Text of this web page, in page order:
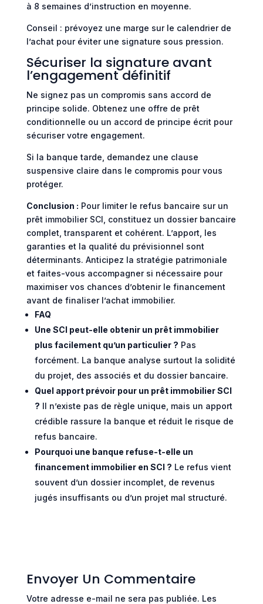
à 8 semaines d’instruction en moyenne.
Conseil : prévoyez une marge sur le calendrier de
l’achat pour éviter une signature sous pression.
Sécuriser la signature avant
l’engagement définitif
Ne signez pas un compromis sans accord de
principe solide. Obtenez une offre de prêt
conditionnelle ou un accord de principe écrit pour
sécuriser votre engagement.
Si la banque tarde, demandez une clause
suspensive claire dans le compromis pour vous
protéger.
Conclusion : Pour limiter le refus bancaire sur un
prêt immobilier SCI, constituez un dossier bancaire
complet, transparent et cohérent. L’apport, les
garanties et la qualité du prévisionnel sont
déterminants. Anticipez la stratégie patrimoniale
et faites-vous accompagner si nécessaire pour
maximiser vos chances d’obtenir le financement
avant de finaliser l’achat immobilier.
FAQ
Une SCI peut-elle obtenir un prêt immobilier
plus facilement qu’un particulier ? Pas
forcément. La banque analyse surtout la solidité
du projet, des associés et du dossier bancaire.
Quel apport prévoir pour un prêt immobilier SCI
? Il n’existe pas de règle unique, mais un apport
crédible rassure la banque et réduit le risque de
refus bancaire.
Pourquoi une banque refuse-t-elle un
financement immobilier en SCI ? Le refus vient
souvent d’un dossier incomplet, de revenus
jugés insuffisants ou d’un projet mal structuré.
Envoyer Un Commentaire
Votre adresse e-mail ne sera pas publiée. Les